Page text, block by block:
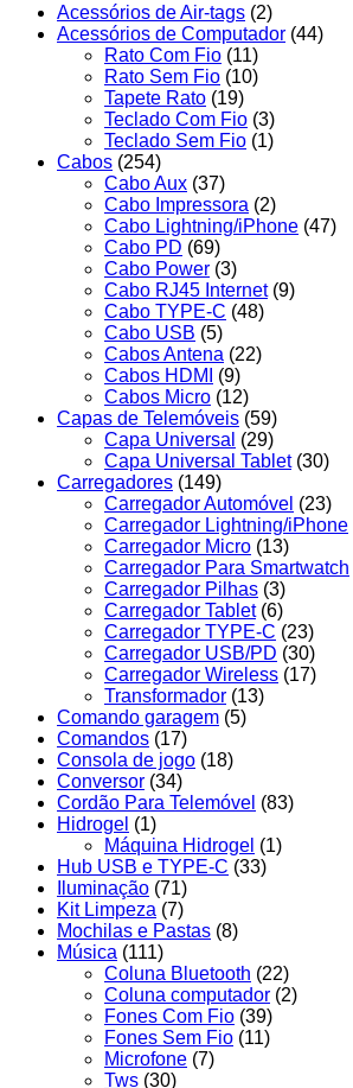
Acessórios de Air-tags (2)
Acessórios de Computador (44)
Rato Com Fio (11)
Rato Sem Fio (10)
Tapete Rato (19)
Teclado Com Fio (3)
Teclado Sem Fio (1)
Cabos (254)
Cabo Aux (37)
Cabo Impressora (2)
Cabo Lightning/iPhone (47)
Cabo PD (69)
Cabo Power (3)
Cabo RJ45 Internet (9)
Cabo TYPE-C (48)
Cabo USB (5)
Cabos Antena (22)
Cabos HDMI
(9)
Cabos Micro (12)
Capas de Telemóveis (59)
Capa Universal (29)
Capa Universal Tablet (30)
Carregadores (149)
Carregador Automóvel (23)
Carregador Lightning/iPhone
Carregador Micro (13)
Carregador Para Smartwatch
Carregador Pilhas (3)
Carregador Tablet (6)
Carregador TYPE-C (23)
Carregador USB/PD (30)
Carregador Wireless (17)
Transformador (13)
Comando garagem (5)
Comandos (17)
Consola de jogo (18)
Conversor (34)
Cordão Para Telemóvel (83)
Hidrogel (1)
Máquina Hidrogel (1)
Hub USB e TYPE-C (33)
Iluminação (71)
Kit Limpeza (7)
Mochilas e Pastas (8)
Música (111)
Coluna Bluetooth (22)
Coluna computador (2)
Fones Com Fio (39)
Fones Sem Fio (11)
Microfone (7)
Tws (30)